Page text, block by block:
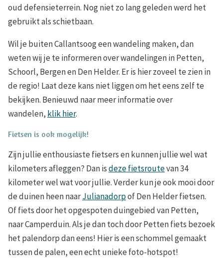
oud defensieterrein. Nog niet zo lang geleden werd het
gebruikt als schietbaan.
Wil je buiten Callantsoog een wandeling maken, dan
weten wij je te informeren over wandelingen in Petten,
Schoorl, Bergen en Den Helder. Er is hier zoveel te zien in
de regio! Laat deze kans niet liggen om het eens zelf te
bekijken. Benieuwd naar meer informatie over
wandelen, klik hier.
Fietsen is ook mogelijk!
Zijn jullie enthousiaste fietsers en kunnen jullie wel wat
kilometers afleggen? Dan isdeze fietsroutevan 34
kilometer wel wat voor jullie. Verder kun je ook mooi door
de duinen heen naarJulianadorpof Den Helder fietsen.
Of fiets door het opgespoten duingebied van Petten,
naar Camperduin. Als je dan toch door Petten fiets bezoek
het palendorp dan eens! Hier is een schommel gemaakt
tussen de palen, een echt unieke foto-hotspot!